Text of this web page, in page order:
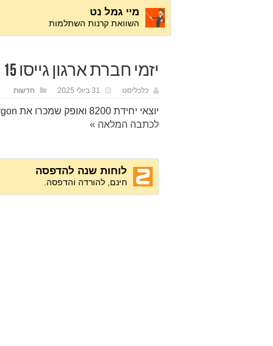
יזמי חברת ארגון גייסו 15 מיליון דולר לחברת סייבר חדשה
כלכליסט 31 ביולי 2025 חדשות
יוצאי יחידת 8200 ואופק שמכרו את Argon לאקווה סקיורטי ב-100 מיליון…
לכתבה המלאה »